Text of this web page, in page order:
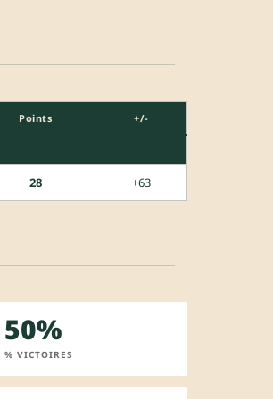
Points +/-
28 +63
50%
% VICTOIRES